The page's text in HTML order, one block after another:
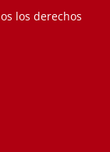
los derechos